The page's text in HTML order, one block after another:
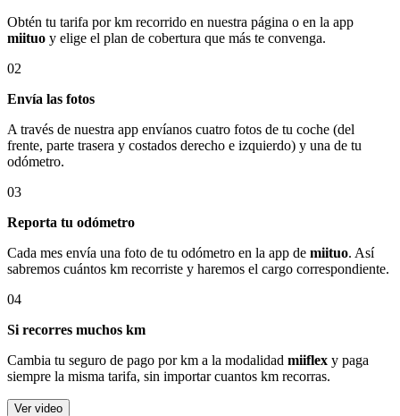
Obtén tu tarifa por km recorrido en nuestra página o en la app
miituo y elige el plan de cobertura que más te convenga.
02
Envía las fotos
A través de nuestra app envíanos cuatro fotos de tu coche (del
frente, parte trasera y costados derecho e izquierdo) y una de tu
odómetro.
03
Reporta tu odómetro
Cada mes envía una foto de tu odómetro en la app de miituo. Así
sabremos cuántos km recorriste y haremos el cargo correspondiente.
04
Si recorres muchos km
Cambia tu seguro de pago por km a la modalidad miiflex y paga
siempre la misma tarifa, sin importar cuantos km recorras.
Ver video